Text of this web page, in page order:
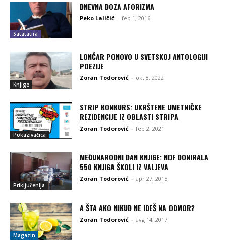
Satatatira
DNEVNA DOZA AFORIZMA
Peko Laličić - feb 1, 2016
Knjige
LONČAR PONOVO U SVETSKOJ ANTOLOGIJI
POEZIJE
Zoran Todorović - okt 8, 2022
Pokazivačica
STRIP KONKURS: UKRŠTENE UMETNIČKE
REZIDENCIJE IZ OBLASTI STRIPA
Zoran Todorović - feb 2, 2021
Priključenija
MEĐUNARODNI DAN KNJIGE: NDF DONIRALA
550 KNJIGA ŠKOLI IZ VALJEVA
Zoran Todorović - apr 27, 2015
Magazin
A ŠTA AKO NIKUD NE IDEŠ NA ODMOR?
Zoran Todorović - avg 14, 2017